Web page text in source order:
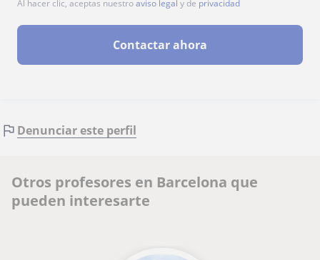
Al hacer clic, aceptas nuestroaviso legal y de privacidad
Contactar ahora
Denunciar este perfil
Otros profesores en Barcelona que
pueden interesarte